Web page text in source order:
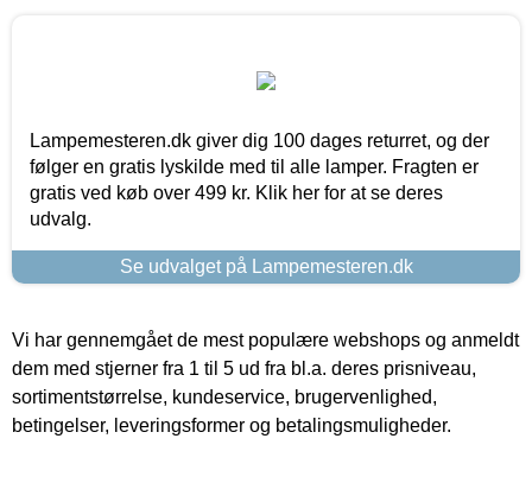
Lampemesteren.dk giver dig 100 dages returret, og der
følger en gratis lyskilde med til alle lamper. Fragten er
gratis ved køb over 499 kr. Klik her for at se deres
udvalg.
Se udvalget på Lampemesteren.dk
Vi har gennemgået de mest populære webshops og anmeldt
dem med stjerner fra 1 til 5 ud fra bl.a. deres prisniveau,
sortimentstørrelse, kundeservice, brugervenlighed,
betingelser, leveringsformer og betalingsmuligheder.